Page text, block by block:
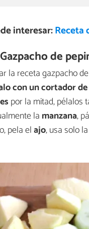
interesar:Receta
de
la receta gazpacho
con un cortador
por la mitad, pélalos
la manzana,
pela elajo, usa solo